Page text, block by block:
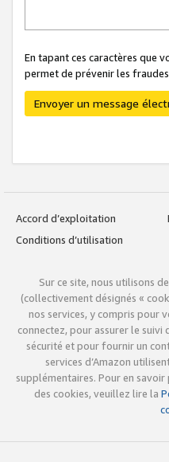
En tapant ces caractères que
permet de prévenir les
Envoyer un message
Accord d’exploitation
Conditions d’utilisation
Sur ce site, nous utilisons
(collectivement désignés «
nos services, y compris pour
connectez, pour assurer le
sécurité et pour fournir un
services d’Amazon
supplémentaires. Pour en
des cookies, veuillez lire la